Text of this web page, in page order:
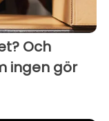
Och
ingen gör